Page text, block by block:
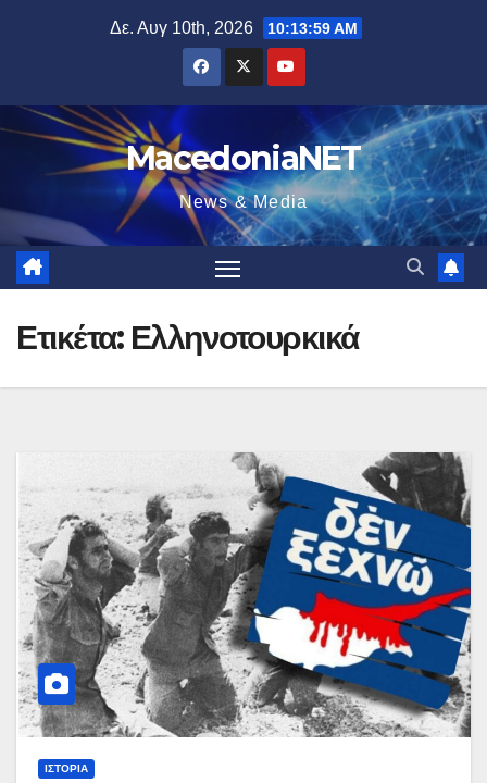
Δε. Αυγ 10th, 2026 10:14:00 AM
MacedoniaNET
News & Media
Ετικέτα: Ελληνοτουρκικά
ΙΣΤΟΡΊΑ